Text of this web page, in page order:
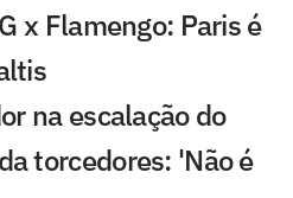
x Flamengo: Paris é
na escalação do
torcedores: 'Não é